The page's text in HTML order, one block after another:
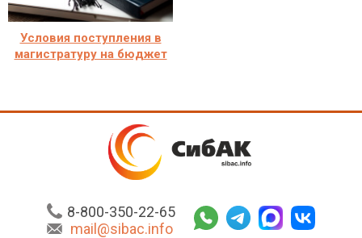
Условия поступления в
магистратуру на бюджет
8-800-350-22-65
mail@sibac.info